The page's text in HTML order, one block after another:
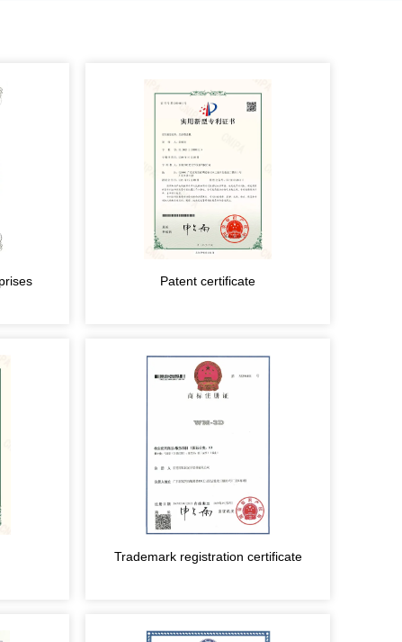
Patent certificate
Trademark registration certificate